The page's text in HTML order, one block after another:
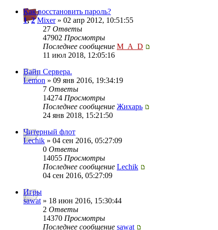
Как восстановить пароль?
1,2 Mixer» 02 апр 2012, 10:51:55
27 Ответы
47902 Просмотры
Последнее сообщение M_A_D
11 июл 2018, 12:05:16
Вайп Сервера.
Lemon » 09 янв 2016, 19:34:19
7 Ответы
14274 Просмотры
Последнее сообщение Жихарь
24 янв 2018, 15:21:50
Читерный флот
Lechik » 04 сен 2016, 05:27:09
0 Ответы
14055 Просмотры
Последнее сообщение Lechik
04 сен 2016, 05:27:09
Игры
sawat » 18 июн 2016, 15:30:44
2 Ответы
14370 Просмотры
Последнее сообщение sawat